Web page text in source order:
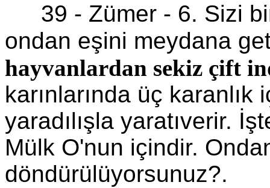
39 - Zümer - 6. Sizi
ondan eşini meydana
hayvanlardan sekiz çift
karınlarında üç karanlık
yaradılışla yaratıverir.
Mülk O'nun içindir.
döndürülüyorsunuz?.